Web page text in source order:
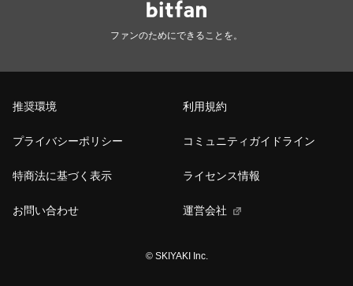
ファンのためにできることを。
推奨環境 利用規約
プライバシーポリシー コミュニティガイドライン
特商法に基づく表示 ライセンス情報
お問い合わせ 運営会社
© SKIYAKI Inc.